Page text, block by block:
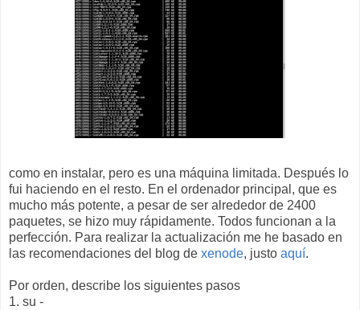
como en instalar, pero es una máquina limitada. Después lo
fui haciendo en el resto. En el ordenador principal, que es
mucho más potente, a pesar de ser alrededor de 2400
paquetes, se hizo muy rápidamente. Todos funcionan a la
perfección. Para realizar la actualización me he basado en
las recomendaciones del blog de xenode, justo aquí.
Por orden, describe los siguientes pasos
1. su -